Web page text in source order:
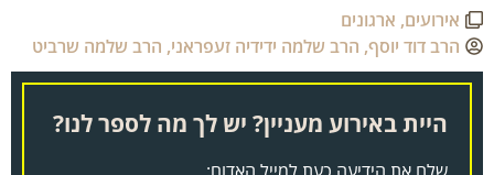
אירועים,ארגונים
הרב דוד יוסף,הרב שלמה ידידיה זעפראני,הרב שלמה שרביט
היית באירוע מעניין? יש לך מה לספר לנו?